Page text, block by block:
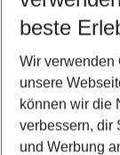
2
beste
Wir verwenden
unsere
können wir die
verbessern, dir
und Werbung